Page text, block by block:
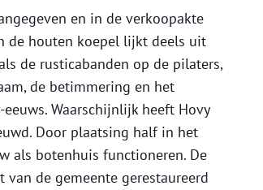
en in de verkoopakte
de houten koepel lijkt deels uit
de rusticabanden op de pilaters,
de betimmering en het
Waarschijnlijk heeft Hovy
Door plaatsing half in het
als botenhuis functioneren. De
de gemeente gerestaureerd